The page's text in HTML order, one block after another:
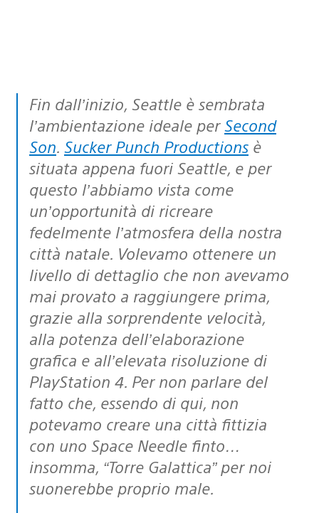
Fin dall’inizio, Seattle è sembrata
l’ambientazione ideale per Second
Son. Sucker Punch Productions è
situata appena fuori Seattle, e per
questo l’abbiamo vista come
un’opportunità di ricreare
fedelmente l’atmosfera della nostra
città natale. Volevamo ottenere un
livello di dettaglio che non avevamo
mai provato a raggiungere prima,
grazie alla sorprendente velocità,
alla potenza dell’elaborazione
grafica e all’elevata risoluzione di
PlayStation 4. Per non parlare del
fatto che, essendo di qui, non
potevamo creare una città fittizia
con uno Space Needle finto…
insomma, “Torre Galattica” per noi
suonerebbe proprio male.